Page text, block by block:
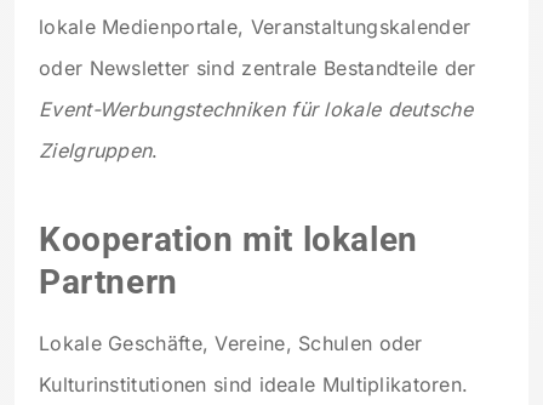
lokale Medienportale, Veranstaltungskalender
oder Newsletter sind zentrale Bestandteile der
Event-Werbungstechniken für lokale deutsche
Zielgruppen.
Kooperation mit lokalen
Partnern
Lokale Geschäfte, Vereine, Schulen oder
Kulturinstitutionen sind ideale Multiplikatoren.